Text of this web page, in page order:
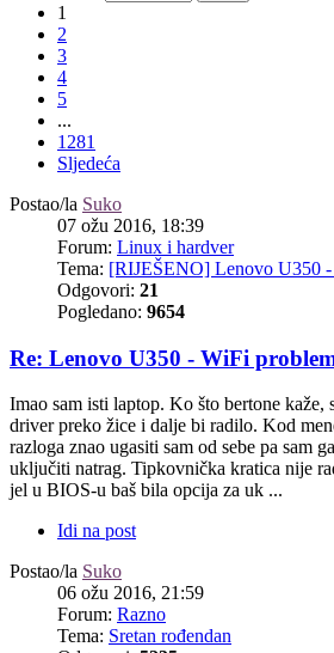
1
2
3
4
5
...
1281
Sljedeća
Postao/la Suko
07 ožu 2016, 18:39
Forum: Linux i hardver
Tema: [RIJEŠENO] Lenovo U350
Odgovori: 21
Pogledano: 9654
Re: Lenovo U350 - WiFi
Imao sam isti laptop. Ko što bertone kaže,
driver preko žice i dalje bi radilo. Kod
razloga znao ugasiti sam od sebe pa sam
uključiti natrag. Tipkovnička kratica nije
jel u BIOS-u baš bila opcija za uk ...
Idi na post
Postao/la Suko
06 ožu 2016, 21:59
Forum: Razno
Tema: Sretan rođendan